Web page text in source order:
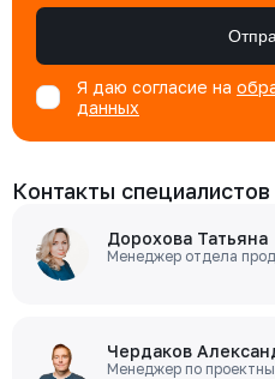
Я даю согласие на
данных
Контакты специалистов
Дорохова Татьяна
Менеджер отдела
Чердаков
Менеджер по